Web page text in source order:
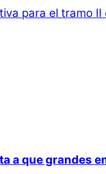
para el tramo
a que grandes